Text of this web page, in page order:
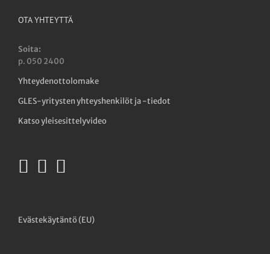
OTA YHTEYTTÄ
Soita:
p. 050 2400
Yhteydenottolomake
GLES-yritysten yhteyshenkilöt ja -tiedot
Katso yleisesittelyvideo
Evästekäytäntö (EU)